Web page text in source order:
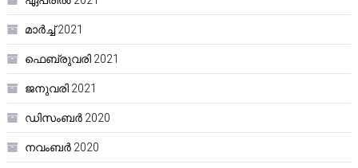
മാർച്ച്‌ 2021
ഫെബ്രുവരി 2021
ജനുവരി 2021
ഡിസംബർ 2020
നവംബർ 2020